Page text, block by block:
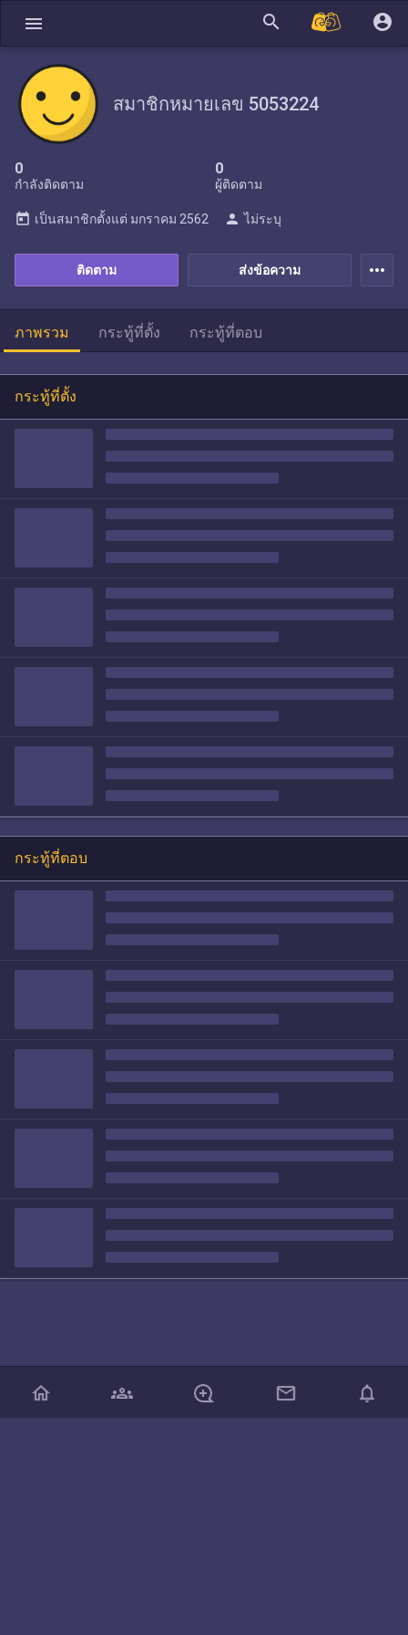
menu search account_circle
สมาชิกหมายเลข 5053224
0
กำลังติดตาม
0
ผู้ติดตาม
ส่งข้อความ
ติดตาม
today เป็นสมาชิกตั้งแต่ มกราคม 2562 person ไม่ระบุ
more_horiz
ภาพรวม กระทู้ที่ตั้ง กระทู้ที่ตอบ
กระทู้ที่ตั้ง
กระทู้ที่ตอบ